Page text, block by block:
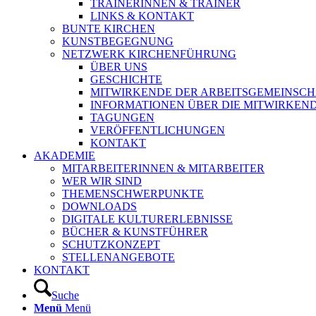
TRAINERINNEN & TRAINER
LINKS & KONTAKT
BUNTE KIRCHEN
KUNSTBEGEGNUNG
NETZWERK KIRCHENFÜHRUNG
ÜBER UNS
GESCHICHTE
MITWIRKENDE DER
INFORMATIONEN ÜBER DIE
TAGUNGEN
VERÖFFENTLICHUNGEN
KONTAKT
AKADEMIE
MITARBEITERINNEN & MITARBEITER
WER WIR SIND
THEMENSCHWERPUNKTE
DOWNLOADS
DIGITALE KULTURERLEBNISSE
BÜCHER & KUNSTFÜHRER
SCHUTZKONZEPT
STELLENANGEBOTE
KONTAKT
Suche
Menü Menü